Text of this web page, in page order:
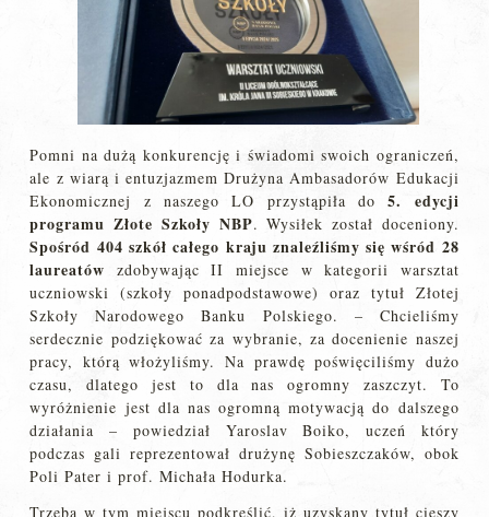
Pomni na dużą konkurencję i świadomi swoich ograniczeń,
ale z wiarą i entuzjazmem Drużyna Ambasadorów Edukacji
Ekonomicznej z naszego LO przystąpiła do5. edycji
programu Złote Szkoły NBP. Wysiłek został doceniony.
Spośród 404 szkół całego kraju znaleźliśmy się wśród 28
laureatów zdobywając II miejsce w kategorii warsztat
uczniowski (szkoły ponadpodstawowe) oraz tytuł Złotej
Szkoły Narodowego Banku Polskiego. – Chcieliśmy
serdecznie podziękować za wybranie, za docenienie naszej
pracy, którą włożyliśmy. Na prawdę poświęciliśmy dużo
czasu, dlatego jest to dla nas ogromny zaszczyt. To
wyróżnienie jest dla nas ogromną motywacją do dalszego
działania – powiedział Yaroslav Boiko, uczeń który
podczas gali reprezentował drużynę Sobieszczaków, obok
Poli Pater i prof. Michała Hodurka.
Trzeba w tym miejscu podkreślić, iż uzyskany tytuł cieszy